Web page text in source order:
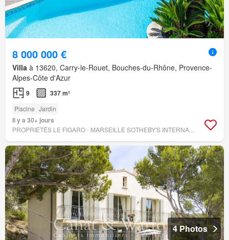
8 000 000 €
Villa à 13620, Carry-le-Rouet, Bouches-du-Rhône, Provence-
Alpes-Côte d'Azur
9 337 m²
Piscine Jardin
Il y a 30+ jours
PROPRIÉTÉS LE FIGARO - MARSEILLE SOTHEBY'S INTERNATIONAL REALTY
4 Photos